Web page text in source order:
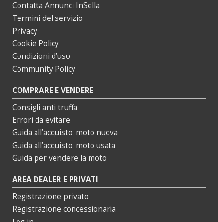
Contatta Annunci InSella
Termini del servizio
Privacy
Cookie Policy
Condizioni d’uso
Community Policy
COMPRARE E VENDERE
Consigli anti truffa
Errori da evitare
Guida all’acquisto: moto nuova
Guida all’acquisto: moto usata
Guida per vendere la moto
AREA DEALER E PRIVATI
Registrazione privato
Registrazione concessionaria